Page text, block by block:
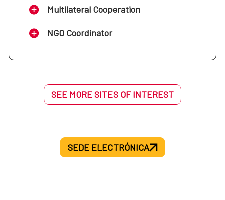
Multilateral Cooperation
NGO Coordinator
SEE MORE SITES OF INTEREST
SEDE ELECTRÓNICA